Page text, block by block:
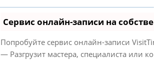
Сервис онлайн-записи на
Попробуйте сервис онлайн-записи
— Разгрузит мастера, специалиста или